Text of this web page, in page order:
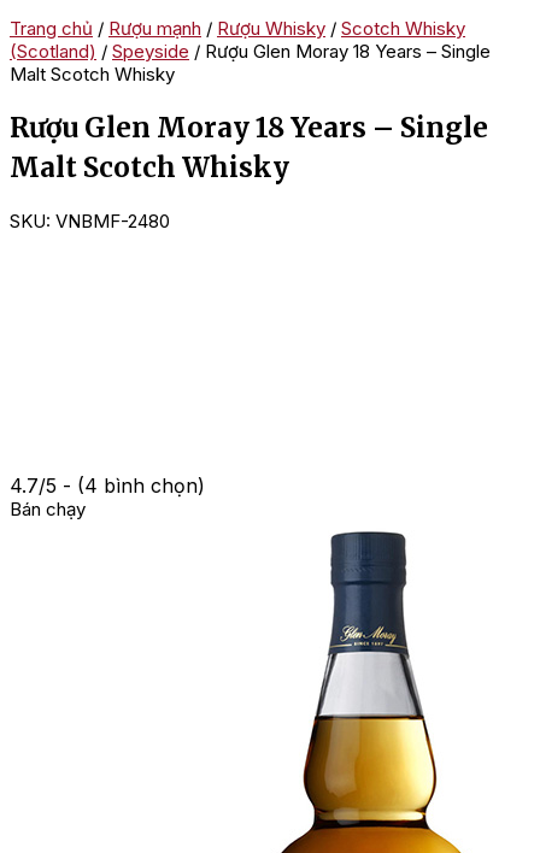
Trang chủ / Rượu mạnh / Rượu Whisky / Scotch Whisky
(Scotland) / Speyside / Rượu Glen Moray 18 Years – Single
Malt Scotch Whisky
Rượu Glen Moray 18 Years – Single
Malt Scotch Whisky
SKU: VNBMF-2480
4.7/5 - (4 bình chọn)
Bán chạy